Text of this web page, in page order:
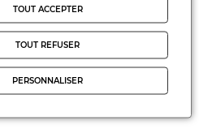
FRONTIÈRES)
tous
TOUT ACCEPTER
TOUT REFUSER
PERSONNALISER